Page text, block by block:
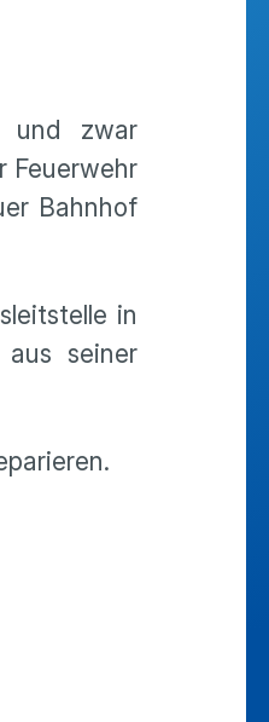
und zwar
Feuerwehr
Bahnhof
in
seiner